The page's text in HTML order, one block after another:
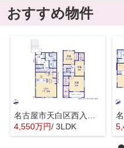
おすすめ物件
4,550万円/ 3LDK